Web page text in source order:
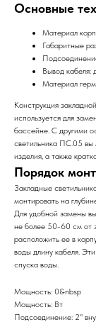
Основные
Материал
Габаритные
Вывод кабеля:
Материал
Конструкция
используется для
бассейне. С другими
светильника ПС.05 вы
изделия, а также
Порядок
Закладные
монтировать на
Для удобной замены
не более 50-60 см от
расположить ее в
воды длину кабеля.
спуска воды.
Мощность: 0&nbsp
Мощность: Вт
Подсоединение: 2"